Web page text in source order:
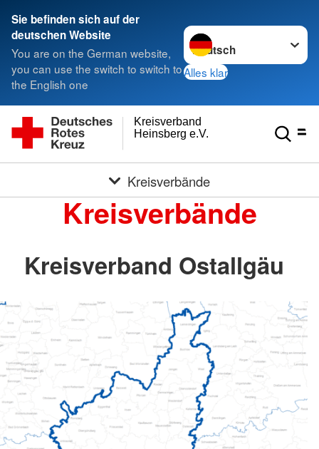
Sie befinden sich auf der
deutschen Website
You are on the German website,
you can use the switch to switch to
the English one
Sprache wechseln zu
Alles klar
Heinsberg e.V.
Kreisverband
Kreisverbände
Kreisverbände
Kreisverband Ostallgäu